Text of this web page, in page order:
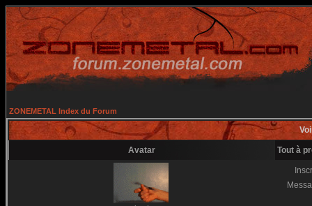
ZONEMETAL Index du Forum
Avatar Tout à